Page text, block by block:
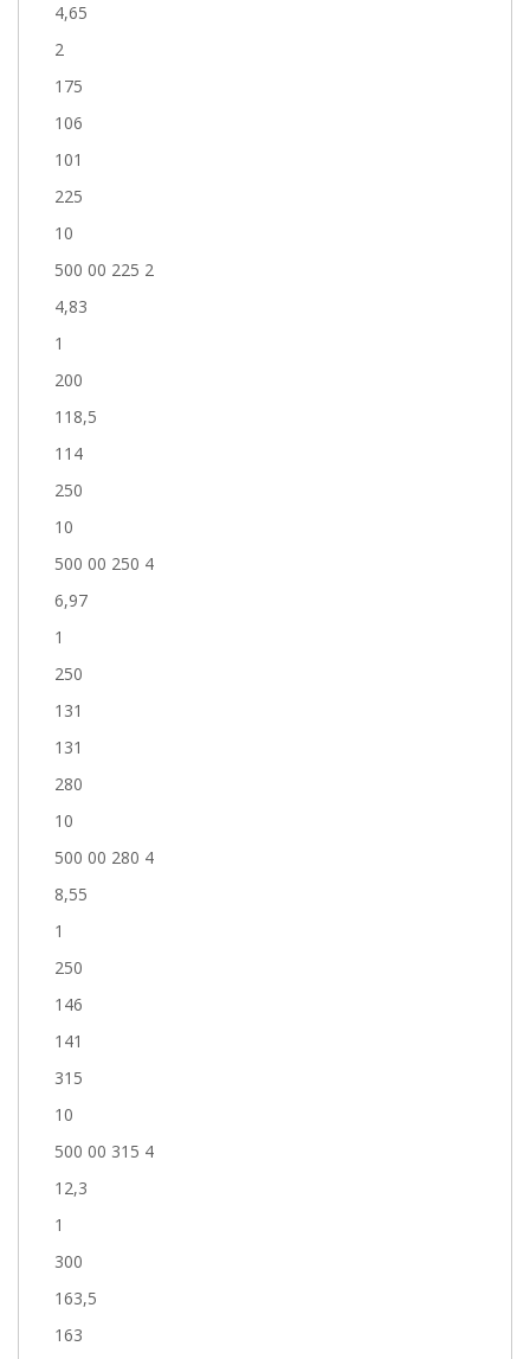
4,65
2
175
106
101
225
10
500 00 225 2
4,83
1
200
118,5
114
250
10
500 00 250 4
6,97
1
250
131
131
280
10
500 00 280 4
8,55
1
250
146
141
315
10
500 00 315 4
12,3
1
300
163,5
163